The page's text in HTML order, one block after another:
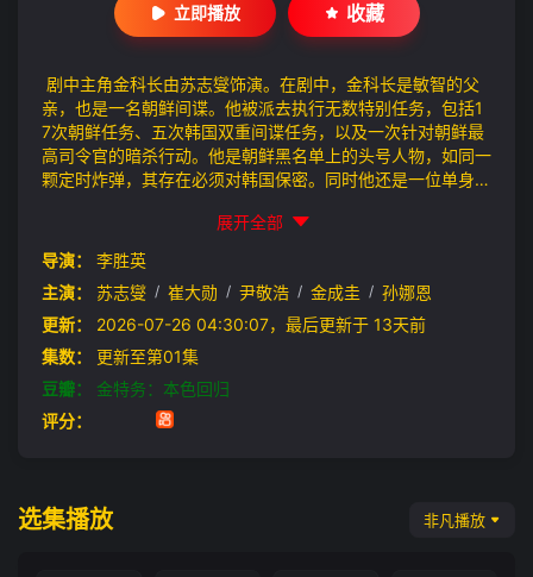
立即播放 收藏
剧中主角金科长由苏志燮饰演。在剧中，金科长是敏智的父
亲，也是一名朝鲜间谍。他被派去执行无数特别任务，包括1
7次朝鲜任务、五次韩国双重间谍任务，以及一次针对朝鲜最
高司令官的暗杀行动。他是朝鲜黑名单上的头号人物，如同一
颗定时炸弹，其存在必须对韩国保密。同时他还是一位单身父
展开全部
导演：
李胜英
主演：
苏志燮 / 崔大勋 / 尹敬浩 / 金成圭 / 孙娜恩
更新：
2026-07-26 04:30:07，最后更新于 13天前
集数：
更新至第01集
豆瓣：
金特务：本色回归
评分：
选集播放 非凡播放